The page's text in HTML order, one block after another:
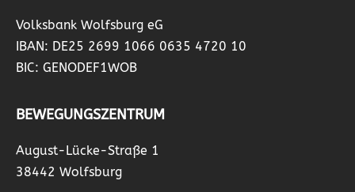
Volksbank Wolfsburg eG
IBAN: DE25 2699 1066 0635 4720 10
BIC: GENODEF1WOB
BEWEGUNGSZENTRUM
August-Lücke-Straße 1
38442 Wolfsburg